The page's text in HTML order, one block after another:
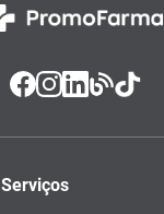
Serviços